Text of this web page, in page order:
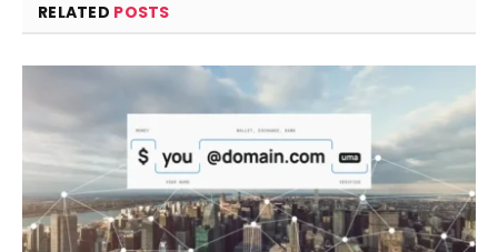
RELATED POSTS